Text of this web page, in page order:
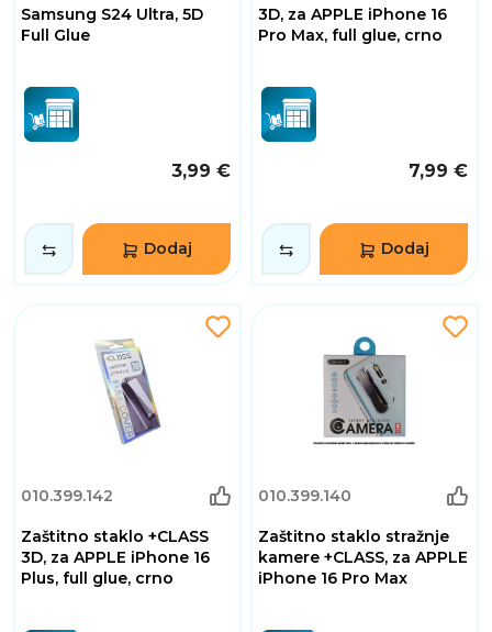
Samsung S24 Ultra, 5D
Full Glue
3,99 €
Dodaj
3D, za APPLE iPhone 16
Pro Max, full glue, crno
7,99 €
Dodaj
010.399.142
Zaštitno staklo +CLASS
3D, za APPLE iPhone 16
Plus, full glue, crno
010.399.140
Zaštitno staklo stražnje
kamere +CLASS, za APPLE
iPhone 16 Pro Max